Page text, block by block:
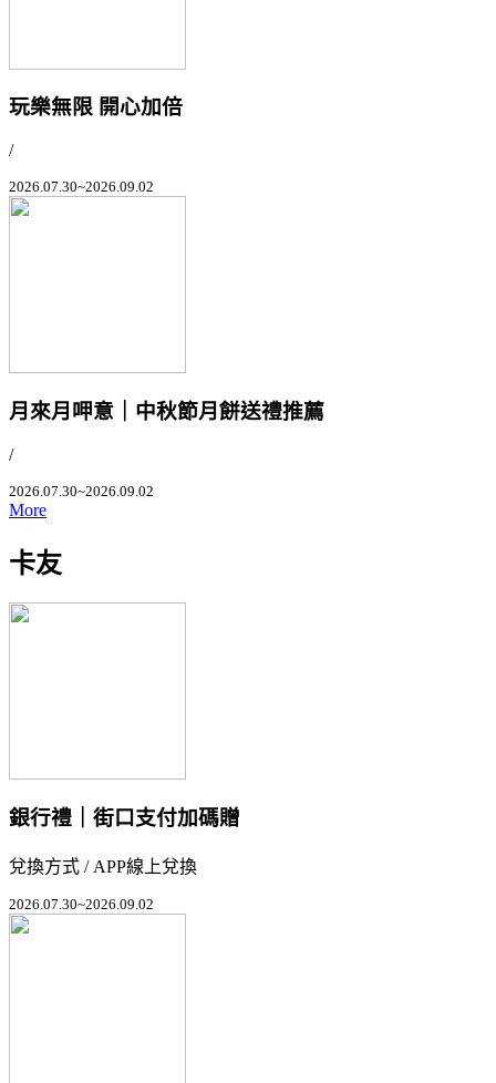
玩樂無限 開心加倍
/
2026.07.30~2026.09.02
月來月呷意｜中秋節月餅送禮推薦
/
2026.07.30~2026.09.02
More
卡友
銀行禮｜街口支付加碼贈
兌換方式 / APP線上兌換
2026.07.30~2026.09.02